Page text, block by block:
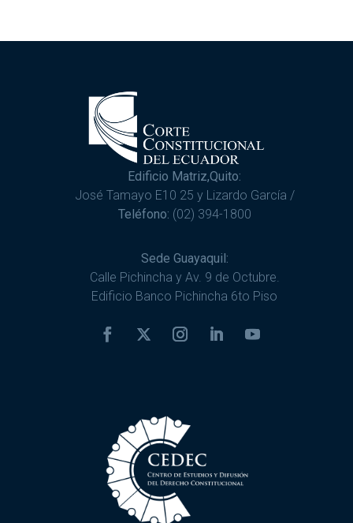
Edificio Matriz,Quito:
José Tamayo E10 25 y Lizardo García /
Teléfono: (02) 394-1800
Sede Guayaquil:
Calle Pichincha y Av. 9 de Octubre.
Edificio Banco Pichincha 6to Piso